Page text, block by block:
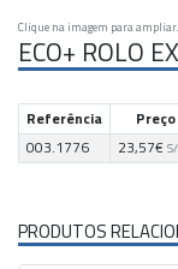
Clique na imagem para
ECO+ ROLO
Referência
Preço
003.1776
23,57€
PRODUTOS